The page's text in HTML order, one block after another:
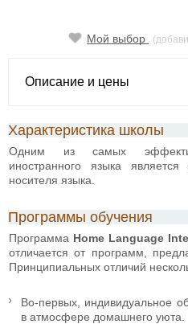
Мой выбор
Описание и цены
Характеристика школы
Одним из самых
иностранного языка
носителя языка.
Программы обучения
Программа Home Language
отличается от программ,
Принципиальных отличий
Во-первых, индивидуальное
в атмосфере домашнего уюта.